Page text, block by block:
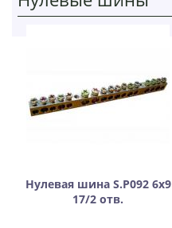
Нулевая шина S.P092 6х9
17/2 отв.